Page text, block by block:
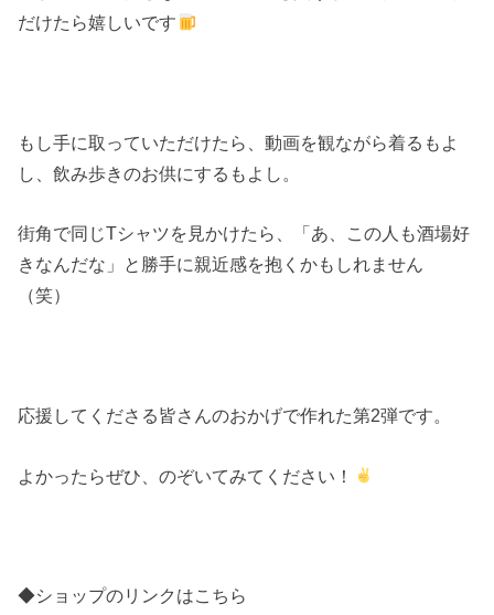
だけたら嬉しいです
もし手に取っていただけたら、動画を観ながら着るもよ
し、飲み歩きのお供にするもよし。
街角で同じTシャツを見かけたら、「あ、この人も酒場好
きなんだな」と勝手に親近感を抱くかもしれません
（笑）
応援してくださる皆さんのおかげで作れた第2弾です。
よかったらぜひ、のぞいてみてください！
◆ショップのリンクはこちら